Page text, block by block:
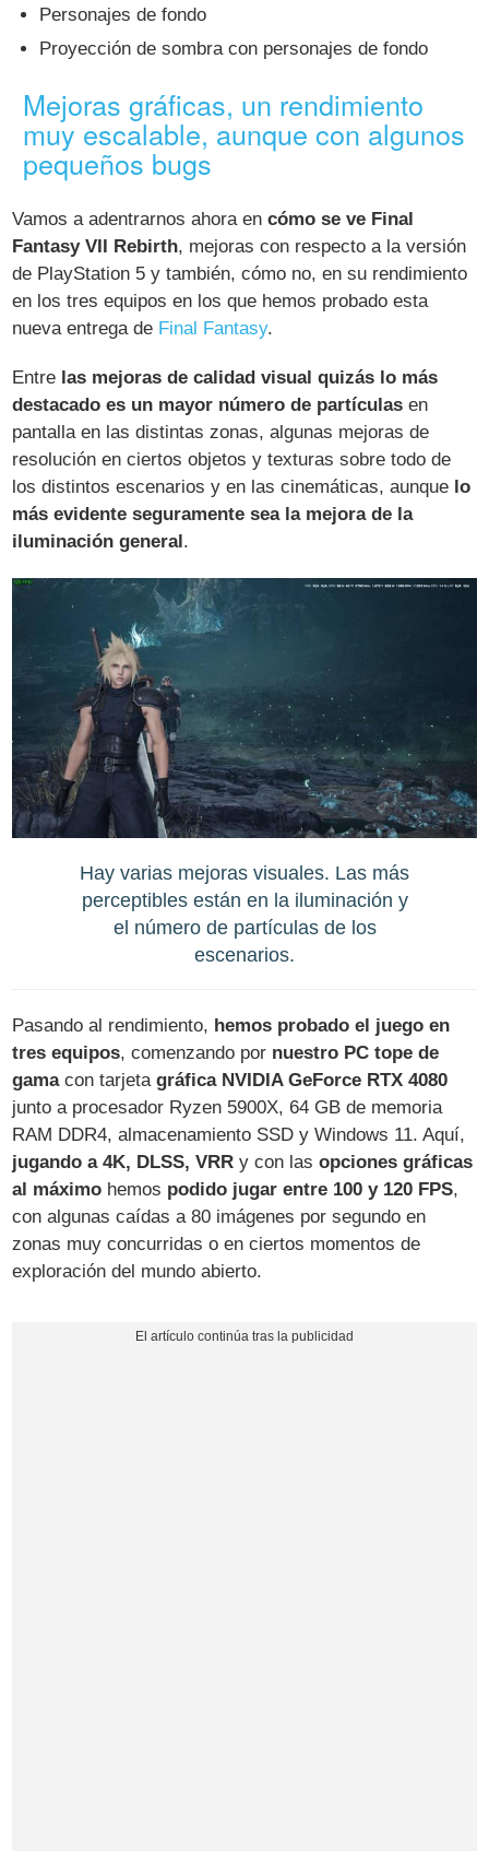
Personajes de fondo
Proyección de sombra con personajes de fondo
Mejoras gráficas, un rendimiento
muy escalable, aunque con algunos
pequeños bugs
Vamos a adentrarnos ahora encómo se ve Final
Fantasy VII Rebirth, mejoras con respecto a la versión
de PlayStation 5 y también, cómo no, en su rendimiento
en los tres equipos en los que hemos probado esta
nueva entrega de Final Fantasy.
Entre las mejoras de calidad visual quizás lo más
destacado es un mayor número de partículas en
pantalla en las distintas zonas, algunas mejoras de
resolución en ciertos objetos y texturas sobre todo de
los distintos escenarios y en las cinemáticas, aunque lo
más evidente seguramente sea la mejora de la
iluminación general .
Hay varias mejoras visuales. Las más
perceptibles están en la iluminación y
el número de partículas de los
escenarios.
Pasando al rendimiento, hemos probado el juego en
tres equipos, comenzando por nuestro PC tope de
gamacon tarjetagráfica NVIDIA GeForce RTX 4080
junto a procesador Ryzen 5900X, 64 GB de memoria
RAM DDR4, almacenamiento SSD y Windows 11. Aquí,
jugando a 4K, DLSS, VRR y con lasopciones gráficas
al máximo hemos podido jugar entre 100 y 120 FPS,
con algunas caídas a 80 imágenes por segundo en
zonas muy concurridas o en ciertos momentos de
exploración del mundo abierto.